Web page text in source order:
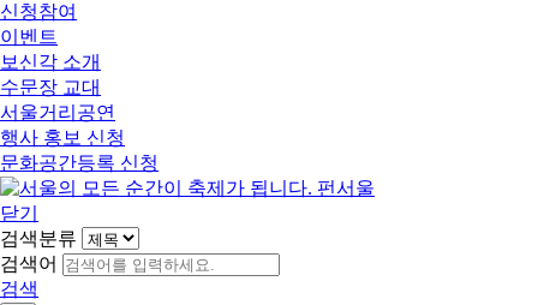
신청참여
이벤트
보신각 소개
수문장 교대
서울거리공연
행사 홍보 신청
문화공간등록 신청
닫기
검색분류
검색어
검색